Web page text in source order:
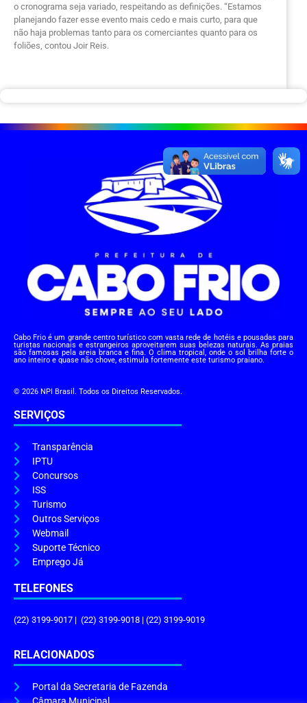
o cronograma seja variado, respeitando as definições. “Estamos
planejando fazer esse evento mais cedo e mais curto, para que
não haja problemas tanto para os comerciantes quanto para os
foliões, contou Joir Reis.
Cabo Frio é um grande centro turístico com vasta rede de hotéis e pousadas para
turistas nacionais e estrangeiros aproveitarem suas belezas naturais. As praias
são famosas pela areia branca e fina. O clima tropical, onde o sol brilha forte o
ano inteiro e quase não chove, estimula fortemente este turismo praiano.
© 2026 NPI Brasil. Todos os Direitos Reservados.
SERVIÇOS
Transparência
IPTU
Concursos
ISS
Turismo
Outros Serviços
Webmail
Suporte Técnico
Emprego Já
TELEFONES
(22) 3199-9017 | (22) 3199-9018 | (22) 3199-9019
RELACIONADOS
Portal da Secretaria de Fazenda